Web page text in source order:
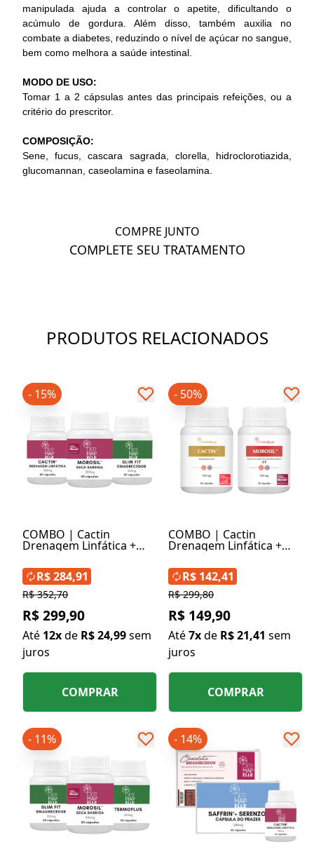
manipulada ajuda a controlar o apetite, dificultando o
acúmulo de gordura. Além disso, também auxilia no
combate a diabetes, reduzindo o nível de açúcar no sangue,
bem como melhora a saúde intestinal.
MODO DE USO:
Tomar 1 a 2 cápsulas antes das principais refeições, ou a
critério do prescritor.
COMPOSIÇÃO:
Sene, fucus, cascara sagrada, clorella, hidroclorotiazida,
glucomannan, caseolamina e faseolamina.
COMPRE JUNTO
COMPLETE SEU TRATAMENTO
PRODUTOS RELACIONADOS
COMBO | Cactin
Drenagem Linfática +
Morosil® Seca Barriga
- 15%
R$ 352,70
R$ 299,90
Até 12xde R$ 24,99sem
juros
R$ 284,91
COMPRAR
COMBO | Cactin
Drenagem Linfática +
- 50%
R$ 299,80
R$ 149,90
Até7xde R$ 21,41 sem
juros
R$ 142,41
COMPRAR
- 11% - 14%